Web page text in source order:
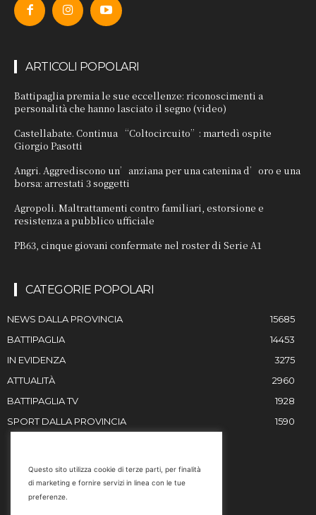
ARTICOLI POPOLARI
Battipaglia premia le sue eccellenze: riconoscimenti a
personalità che hanno lasciato il segno (video)
Castellabate. Continua “Coltocircuito”: martedì ospite
Giorgio Pasotti
Angri. Aggrediscono un’anziana per una catenina d’oro e una
borsa: arrestati 3 soggetti
Agropoli. Maltrattamenti contro familiari, estorsione e
resistenza a pubblico ufficiale
PB63, cinque giovani confermate nel roster di Serie A1
CATEGORIE POPOLARI
NEWS DALLA PROVINCIA
15685
BATTIPAGLIA
14453
IN EVIDENZA
3275
ATTUALITÀ
2960
BATTIPAGLIA TV
1928
SPORT DALLA PROVINCIA
1590
Email
Questo sito utilizza cookie di terze parti, per finalità
di marketing e fornire servizi in linea con le tue
preferenze.